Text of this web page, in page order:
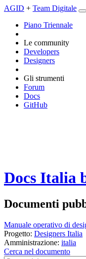
AGID + Team Digitale
Piano Triennale
Le community
Developers
Designers
Gli strumenti
Forum
Docs
GitHub
Docs Italia
Documenti
Manuale operativo di
Progetto: Designers Italia
Amministrazione: italia
Cerca nel documento